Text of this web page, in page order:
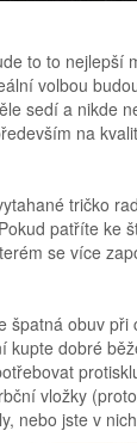
to to
volbou
sedí a nikde
na
tričko
patříte ke
se více
obuv
dobré
vložky
nebo jste v